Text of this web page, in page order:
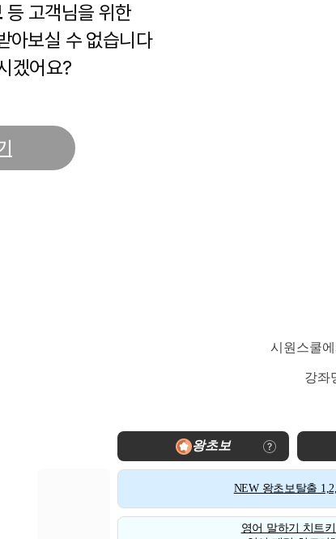
등 고객님을 위한
아보실 수 없습니다
겠어요?
시원스쿨
강좌
왕초보
NEW 왕초보탈출
영어 말하기 치트